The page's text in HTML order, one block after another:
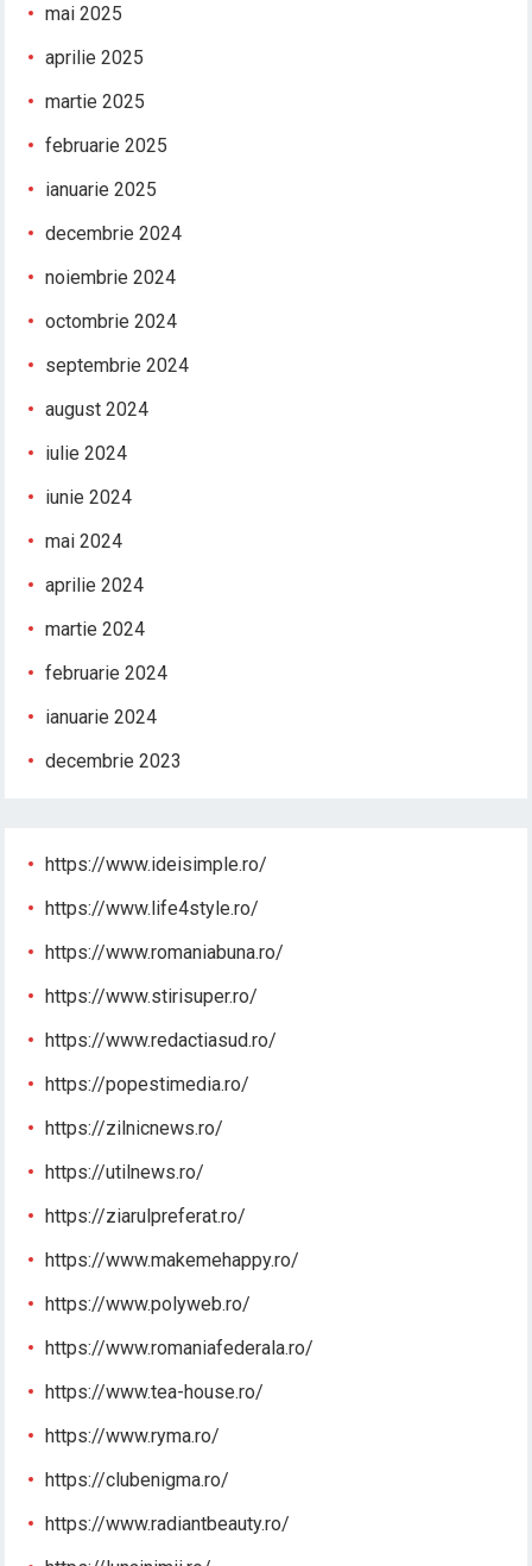
mai 2025
aprilie 2025
martie 2025
februarie 2025
ianuarie 2025
decembrie 2024
noiembrie 2024
octombrie 2024
septembrie 2024
august 2024
iulie 2024
iunie 2024
mai 2024
aprilie 2024
martie 2024
februarie 2024
ianuarie 2024
decembrie 2023
https://www.ideisimple.ro/
https://www.life4style.ro/
https://www.romaniabuna.ro/
https://www.stirisuper.ro/
https://www.redactiasud.ro/
https://popestimedia.ro/
https://zilnicnews.ro/
https://utilnews.ro/
https://ziarulpreferat.ro/
https://www.makemehappy.ro/
https://www.polyweb.ro/
https://www.romaniafederala.ro/
https://www.tea-house.ro/
https://www.ryma.ro/
https://clubenigma.ro/
https://www.radiantbeauty.ro/